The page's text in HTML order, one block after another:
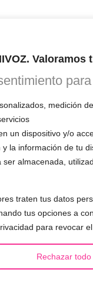
medición
un dispositivo y/o
la información de tu
almacenada,
traten tus datos
tus opciones a
para revocar
Rechazar todo